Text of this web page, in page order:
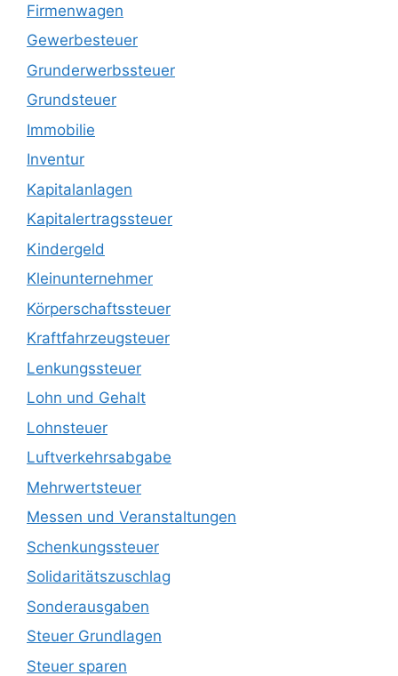
Firmenwagen
Gewerbesteuer
Grunderwerbssteuer
Grundsteuer
Immobilie
Inventur
Kapitalanlagen
Kapitalertragssteuer
Kindergeld
Kleinunternehmer
Körperschaftssteuer
Kraftfahrzeugsteuer
Lenkungssteuer
Lohn und Gehalt
Lohnsteuer
Luftverkehrsabgabe
Mehrwertsteuer
Messen und Veranstaltungen
Schenkungssteuer
Solidaritätszuschlag
Sonderausgaben
Steuer Grundlagen
Steuer sparen